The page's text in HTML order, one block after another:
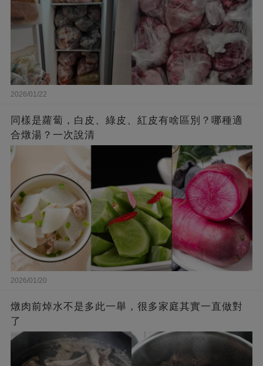
2026/01/22
同樣是蘿蔔，白皮、綠皮、紅皮有啥區別？哪種適
合燉湯？一次說清
2026/01/20
燉肉前焯水不是多此一舉，很多家庭其實一直做對
了